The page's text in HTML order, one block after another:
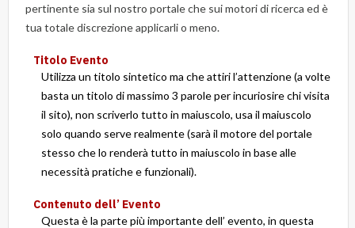
pertinente sia sul nostro portale che sui motori di ricerca ed è
tua totale discrezione applicarli o meno.
Titolo Evento
Utilizza un titolo sintetico ma che attiri l’attenzione (a volte
basta un titolo di massimo 3 parole per incuriosire chi visita
il sito), non scriverlo tutto in maiuscolo, usa il maiuscolo
solo quando serve realmente (sarà il motore del portale
stesso che lo renderà tutto in maiuscolo in base alle
necessità pratiche e funzionali).
Contenuto dell’ Evento
Questa è la parte più importante dell’ evento, in questa